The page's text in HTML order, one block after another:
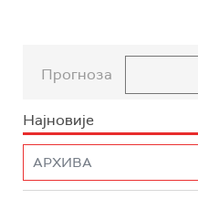
Прогноза
Најновије